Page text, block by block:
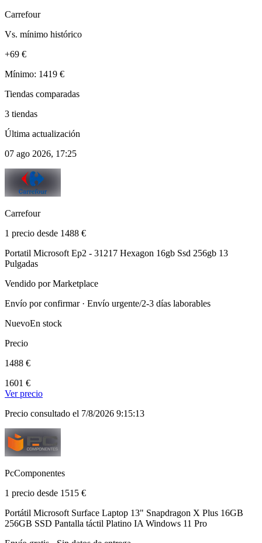
Carrefour
Vs. mínimo histórico
+69 €
Mínimo: 1419 €
Tiendas comparadas
3 tiendas
Última actualización
07 ago 2026, 17:25
Carrefour
1 precio desde 1488 €
Portatil Microsoft Ep2 - 31217 Hexagon 16gb Ssd 256gb 13
Pulgadas
Vendido por Marketplace
Envío por confirmar · Envío urgente/2-3 días laborables
NuevoEn stock
Precio
1488 €
1601 €
Ver precio
Precio consultado el 7/8/2026 9:15:13
PcComponentes
1 precio desde 1515 €
Portátil Microsoft Surface Laptop 13" Snapdragon X Plus 16GB
256GB SSD Pantalla táctil Platino IA Windows 11 Pro